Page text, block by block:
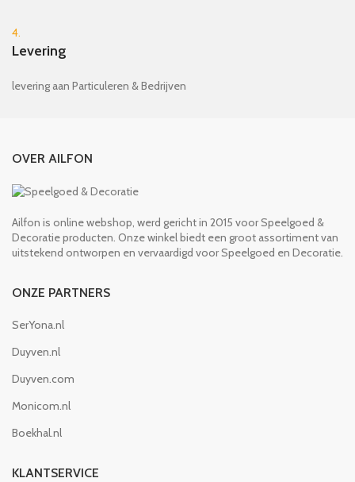
4.
Levering
levering aan Particuleren & Bedrijven
OVER AILFON
Ailfon is online webshop, werd gericht in 2015 voor Speelgoed &
Decoratie producten. Onze winkel biedt een groot assortiment van
uitstekend ontworpen en vervaardigd voor Speelgoed en Decoratie.
ONZE PARTNERS
SerYona.nl
Duyven.nl
Duyven.com
Monicom.nl
Boekhal.nl
KLANTSERVICE